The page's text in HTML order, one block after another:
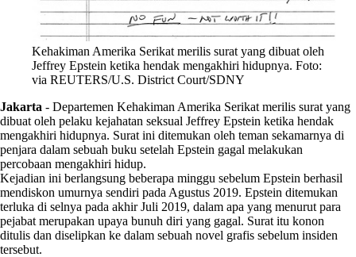
Kehakiman Amerika Serikat merilis surat yang dibuat oleh
Jeffrey Epstein ketika hendak mengakhiri hidupnya. Foto:
via REUTERS/U.S. District Court/SDNY
Jakarta - Departemen Kehakiman Amerika Serikat merilis surat yang
dibuat oleh pelaku kejahatan seksual Jeffrey Epstein ketika hendak
mengakhiri hidupnya. Surat ini ditemukan oleh teman sekamarnya di
penjara dalam sebuah buku setelah Epstein gagal melakukan
percobaan mengakhiri hidup.
Kejadian ini berlangsung beberapa minggu sebelum Epstein berhasil
mendiskon umurnya sendiri pada Agustus 2019. Epstein ditemukan
terluka di selnya pada akhir Juli 2019, dalam apa yang menurut para
pejabat merupakan upaya bunuh diri yang gagal. Surat itu konon
ditulis dan diselipkan ke dalam sebuah novel grafis sebelum insiden
tersebut.